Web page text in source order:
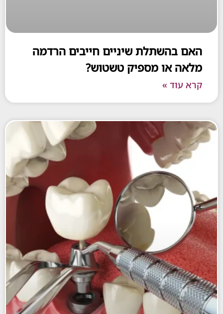
בהשתלת שיניים חייבים הרדמה
או מספיק טשטוש?
עוד »